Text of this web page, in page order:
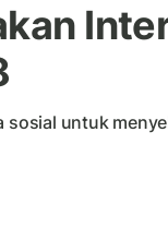
sosial untuk